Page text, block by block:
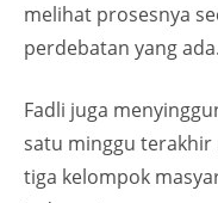
melihat prosesnya
perdebatan yang ada.
Fadli juga
satu minggu
tiga kelompok